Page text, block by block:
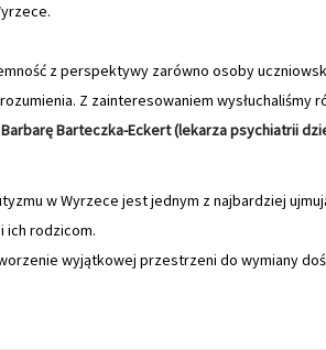
z perspektywy zarówno osoby
Z zainteresowaniem
Barteczka-Eckert (lekarza psychiatrii
w Wyrzece jest jednym z najbardziej
ich rodzicom.
wyjątkowej przestrzeni do wymiany